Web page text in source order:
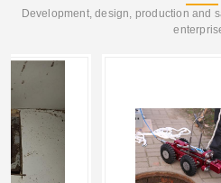
Development, design, production and